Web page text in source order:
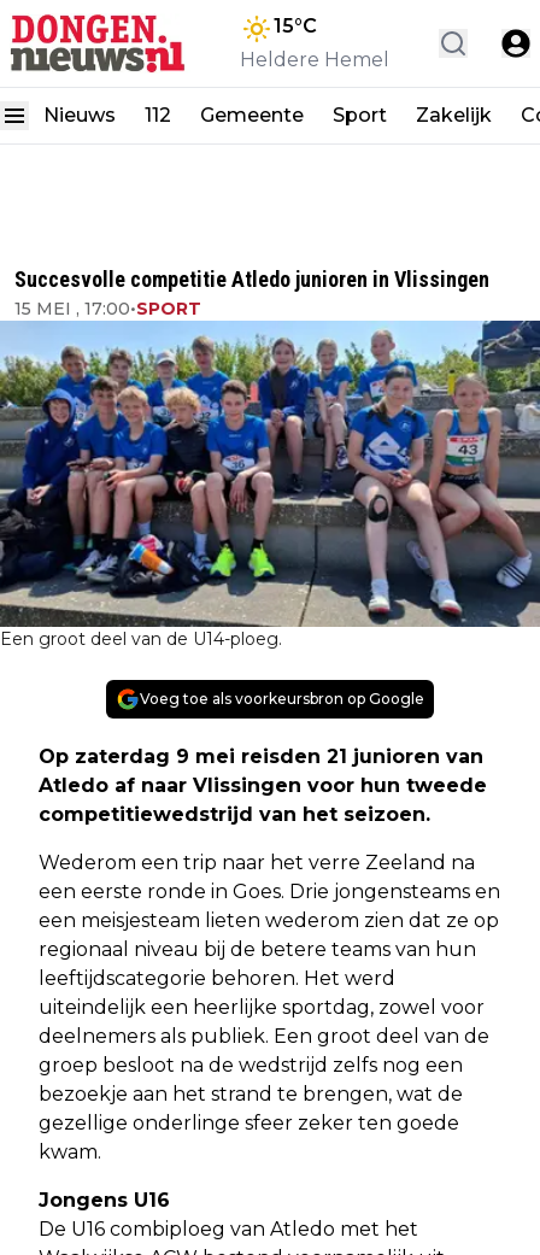
15°C
Heldere Hemel
Nieuws 112 Gemeente Sport Zakelijk
Succesvolle competitie Atledo junioren in Vlissingen
15 MEI , 17:00•SPORT
Een groot deel van de U14-ploeg.
Voeg toe als voorkeursbron op Google
Op zaterdag 9 mei reisden 21 junioren van
Atledo af naar Vlissingen voor hun tweede
competitiewedstrijd van het seizoen.
Wederom een trip naar het verre Zeeland na
een eerste ronde in Goes. Drie jongensteams en
een meisjesteam lieten wederom zien dat ze op
regionaal niveau bij de betere teams van hun
leeftijdscategorie behoren. Het werd
uiteindelijk een heerlijke sportdag, zowel voor
deelnemers als publiek. Een groot deel van de
groep besloot na de wedstrijd zelfs nog een
bezoekje aan het strand te brengen, wat de
gezellige onderlinge sfeer zeker ten goede
kwam.
Jongens U16
De U16 combiploeg van Atledo met het